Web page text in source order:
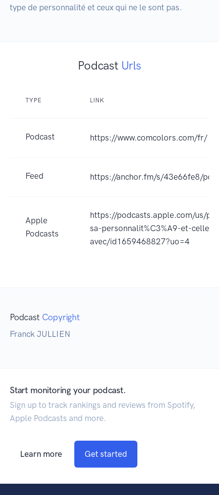
Podcast Urls
TYPE LINK
Podcast https://www.comcolors.com/fr/
Feed https://anchor.fm/s/43e66fe8/
Apple
Podcasts
https://podcasts.apple.com/us/
sa-personnalit%C3%A9-et-celle-
avec/id1659468827?uo=4
Podcast Copyright
Franck JULLIEN
Start monitoring your podcast.
Sign up to track rankings and reviews from Spotify,
Apple Podcasts and more.
Learn more Get started